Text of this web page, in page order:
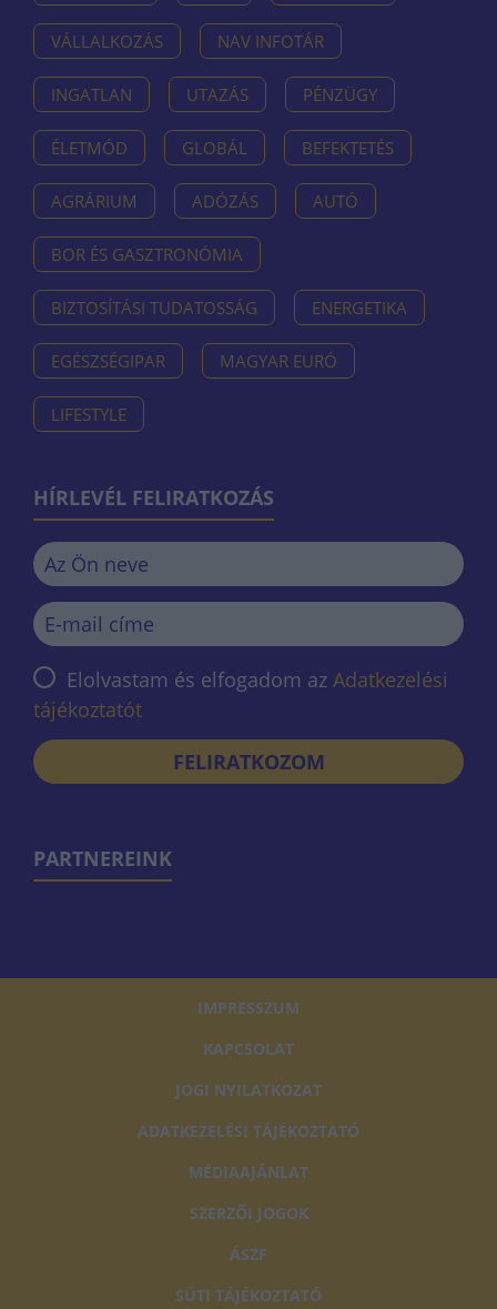
VÁLLALKOZÁS NAV INFOTÁR
INGATLAN UTAZÁS PÉNZÜGY
ÉLETMÓD GLOBÁL BEFEKTETÉS
AGRÁRIUM ADÓZÁS AUTÓ
BOR ÉS GASZTRONÓMIA
BIZTOSÍTÁSI TUDATOSSÁG ENERGETIKA
EGÉSZSÉGIPAR MAGYAR EURÓ
LIFESTYLE
HÍRLEVÉL FELIRATKOZÁS
Elolvastam és elfogadom az Adatkezelési
tájékoztatót
FELIRATKOZOM
PARTNEREINK
IMPRESSZUM
KAPCSOLAT
JOGI NYILATKOZAT
ADATKEZELÉSI TÁJÉKOZTATÓ
MÉDIAAJÁNLAT
SZERZŐI JOGOK
ÁSZF
SÜTI TÁJÉKOZTATÓ